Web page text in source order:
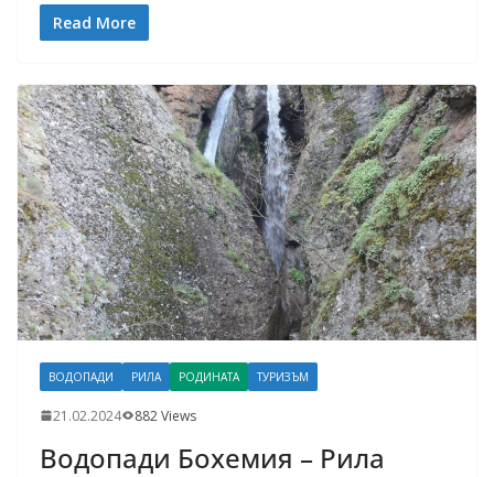
Read More
ВОДОПАДИ РИЛА РОДИНАТА ТУРИЗЪМ
21.02.2024 882 Views
Водопади Бохемия – Рила